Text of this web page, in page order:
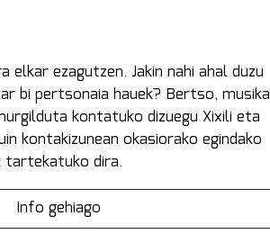
elkar ezagutzen. Jakin nahi ahal duzu
bi pertsonaia hauek? Bertso, musika
kontatuko dizuegu Xixili eta
kontakizunean okasiorako egindako
dira.
Info gehiago